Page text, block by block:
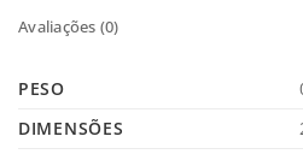
Avaliações (0)
PESO
DIMENSÕES